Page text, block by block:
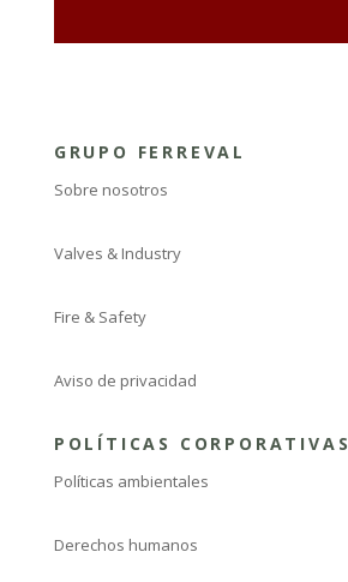
GRUPO FERREVAL
Sobre nosotros
Valves & Industry
Fire & Safety
Aviso de privacidad
POLÍTICAS CORPORATIVAS
Políticas ambientales
Derechos humanos